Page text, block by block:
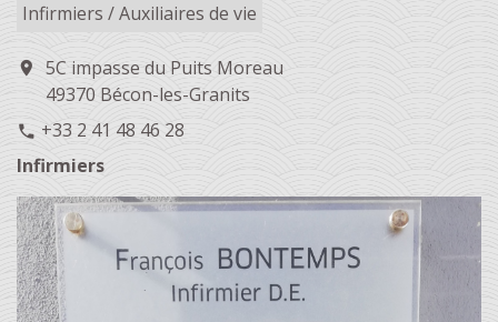
Infirmiers / Auxiliaires de vie
location_on
5C impasse du Puits Moreau
49370 Bécon-les-Granits
phone +33 2 41 48 46 28
Infirmiers